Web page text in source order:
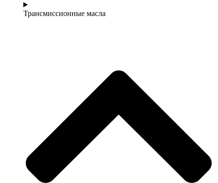
Трансмиссионные масла